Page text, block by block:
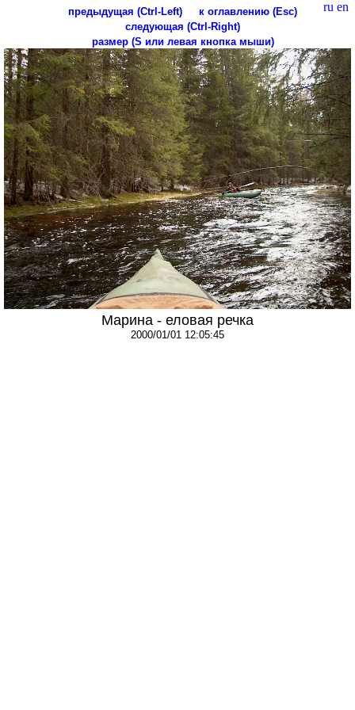
ru en
предыдущая (Ctrl-Left)
к оглавлению (Esc)
следующая (Ctrl-Right)
размер (S или левая кнопка мыши)
Марина - еловая речка
2000/01/01 12:05:45